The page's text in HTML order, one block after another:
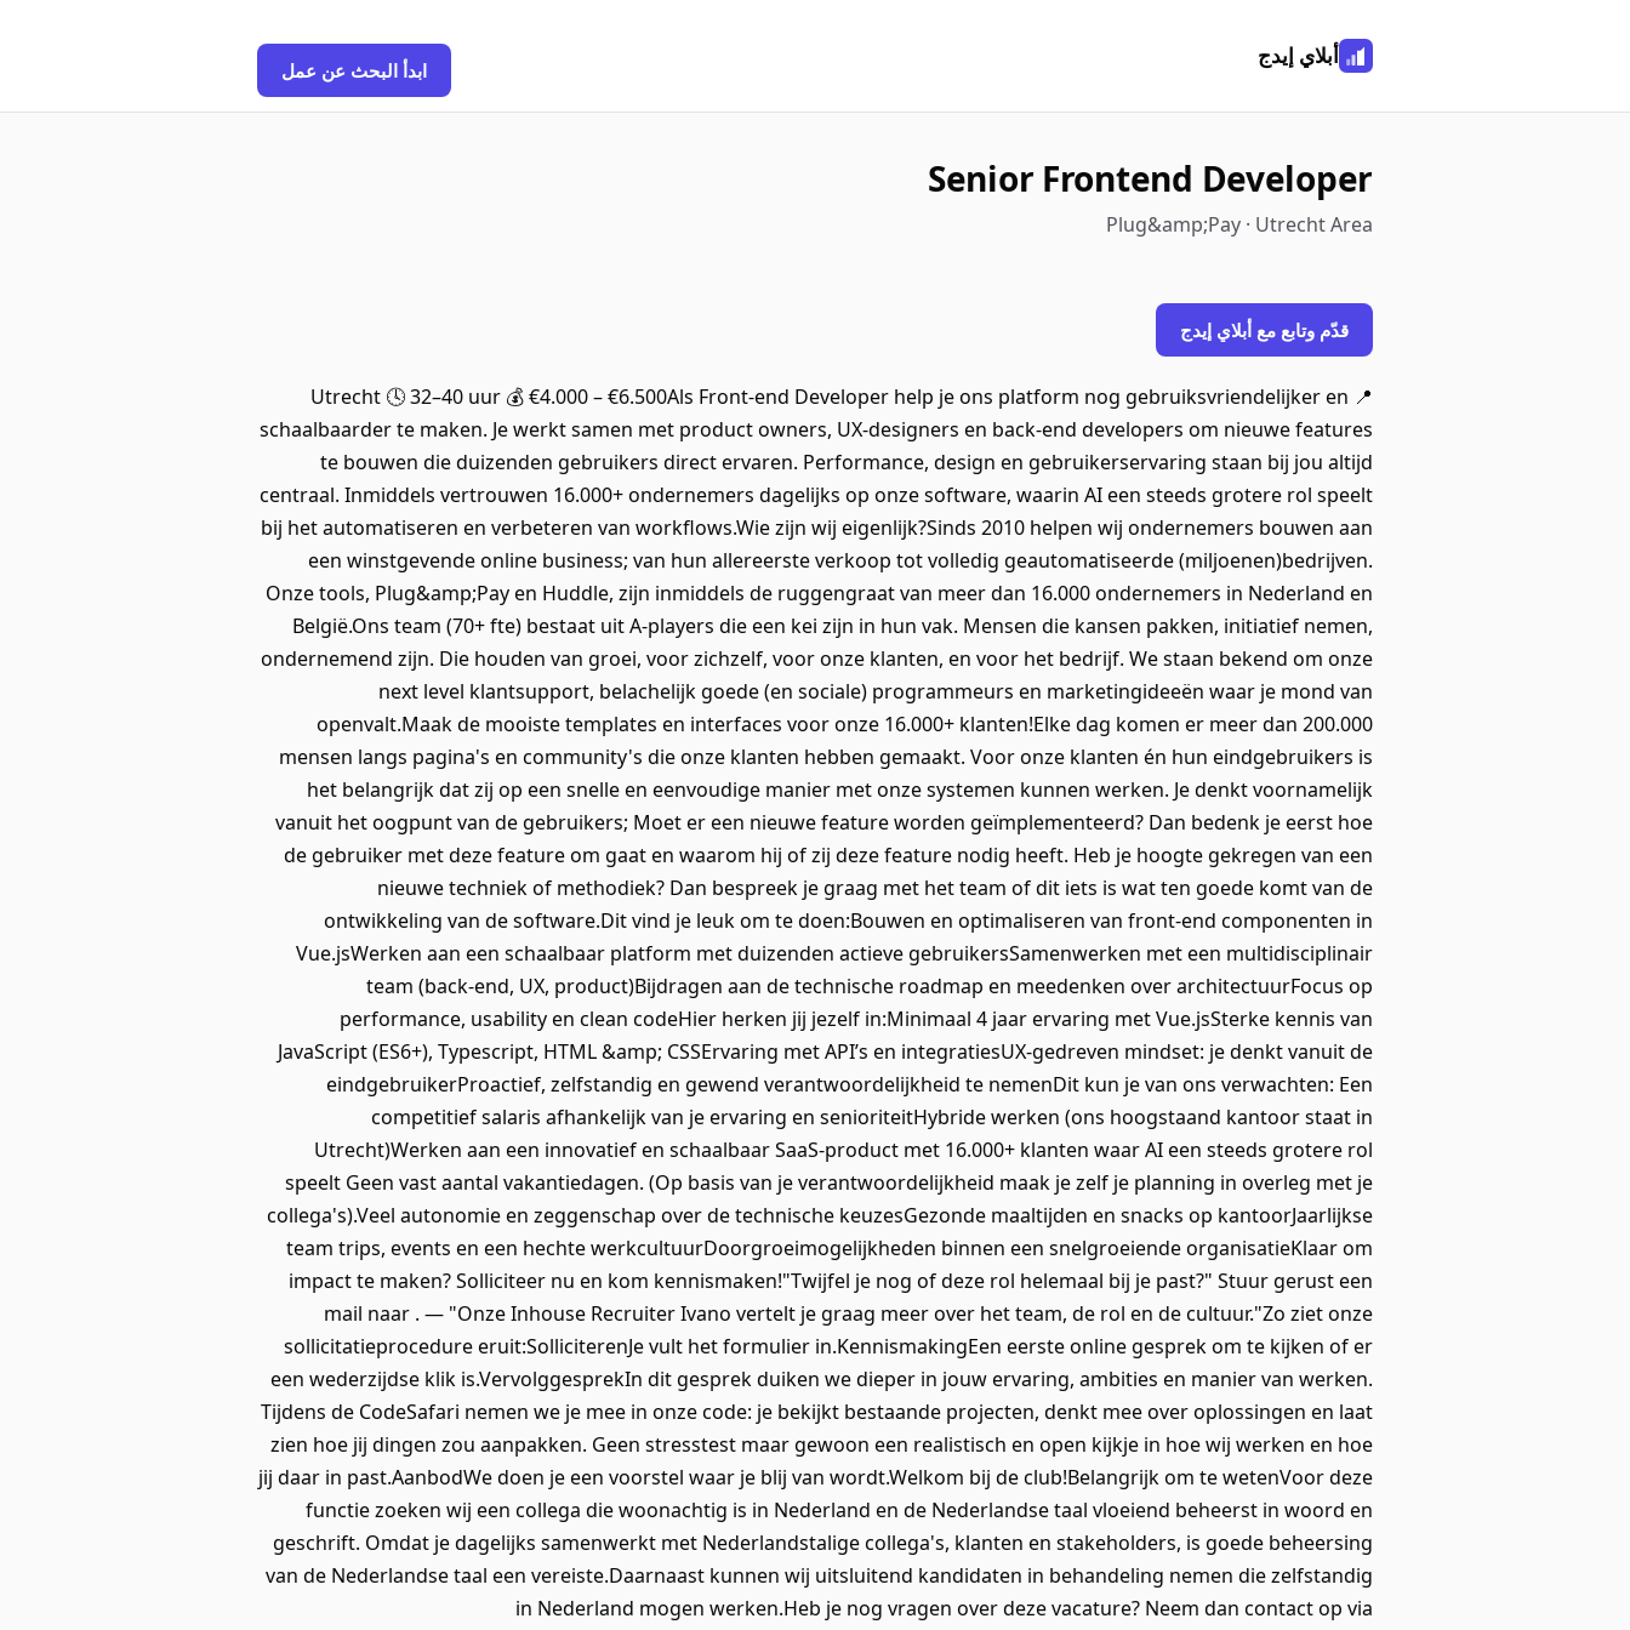
أبلاي إيدج
ابدأ البحث عن عمل
Senior Frontend Developer
Plug&amp;Pay · Utrecht Area
قدّم وتابع مع أبلاي إيدج
📍 Utrecht 🕓 32–40 uur 💰 €4.000 – €6.500Als Front-end Developer help je ons platform nog gebruiksvriendelijker en
schaalbaarder te maken. Je werkt samen met product owners, UX-designers en back-end developers om nieuwe features
te bouwen die duizenden gebruikers direct ervaren. Performance, design en gebruikerservaring staan bij jou altijd
centraal. Inmiddels vertrouwen 16.000+ ondernemers dagelijks op onze software, waarin AI een steeds grotere rol speelt
bij het automatiseren en verbeteren van workflows.Wie zijn wij eigenlijk?Sinds 2010 helpen wij ondernemers bouwen aan
een winstgevende online business; van hun allereerste verkoop tot volledig geautomatiseerde (miljoenen)bedrijven.
Onze tools, Plug&amp;Pay en Huddle, zijn inmiddels de ruggengraat van meer dan 16.000 ondernemers in Nederland en
België.Ons team (70+ fte) bestaat uit A-players die een kei zijn in hun vak. Mensen die kansen pakken, initiatief nemen,
ondernemend zijn. Die houden van groei, voor zichzelf, voor onze klanten, en voor het bedrijf. We staan bekend om onze
next level klantsupport, belachelijk goede (en sociale) programmeurs en marketingideeën waar je mond van
openvalt.Maak de mooiste templates en interfaces voor onze 16.000+ klanten!Elke dag komen er meer dan 200.000
mensen langs pagina's en community's die onze klanten hebben gemaakt. Voor onze klanten én hun eindgebruikers is
het belangrijk dat zij op een snelle en eenvoudige manier met onze systemen kunnen werken. Je denkt voornamelijk
vanuit het oogpunt van de gebruikers; Moet er een nieuwe feature worden geïmplementeerd? Dan bedenk je eerst hoe
de gebruiker met deze feature om gaat en waarom hij of zij deze feature nodig heeft. Heb je hoogte gekregen van een
nieuwe techniek of methodiek? Dan bespreek je graag met het team of dit iets is wat ten goede komt van de
ontwikkeling van de software.Dit vind je leuk om te doen:Bouwen en optimaliseren van front-end componenten in
Vue.jsWerken aan een schaalbaar platform met duizenden actieve gebruikersSamenwerken met een multidisciplinair
team (back-end, UX, product)Bijdragen aan de technische roadmap en meedenken over architectuurFocus op
performance, usability en clean codeHier herken jij jezelf in:Minimaal 4 jaar ervaring met Vue.jsSterke kennis van
JavaScript (ES6+), Typescript, HTML &amp; CSSErvaring met API’s en integratiesUX-gedreven mindset: je denkt vanuit de
eindgebruikerProactief, zelfstandig en gewend verantwoordelijkheid te nemenDit kun je van ons verwachten: Een
competitief salaris afhankelijk van je ervaring en senioriteitHybride werken (ons hoogstaand kantoor staat in
Utrecht)Werken aan een innovatief en schaalbaar SaaS-product met 16.000+ klanten waar AI een steeds grotere rol
speelt Geen vast aantal vakantiedagen. (Op basis van je verantwoordelijkheid maak je zelf je planning in overleg met je
collega's).Veel autonomie en zeggenschap over de technische keuzesGezonde maaltijden en snacks op kantoorJaarlijkse
team trips, events en een hechte werkcultuurDoorgroeimogelijkheden binnen een snelgroeiende organisatieKlaar om
impact te maken? Solliciteer nu en kom kennismaken!"Twijfel je nog of deze rol helemaal bij je past?" Stuur gerust een
mail naar . — "Onze Inhouse Recruiter Ivano vertelt je graag meer over het team, de rol en de cultuur."Zo ziet onze
sollicitatieprocedure eruit:SolliciterenJe vult het formulier in.KennismakingEen eerste online gesprek om te kijken of er
een wederzijdse klik is.VervolggesprekIn dit gesprek duiken we dieper in jouw ervaring, ambities en manier van werken.
Tijdens de CodeSafari nemen we je mee in onze code: je bekijkt bestaande projecten, denkt mee over oplossingen en laat
zien hoe jij dingen zou aanpakken. Geen stresstest maar gewoon een realistisch en open kijkje in hoe wij werken en hoe
jij daar in past.AanbodWe doen je een voorstel waar je blij van wordt.Welkom bij de club!Belangrijk om te wetenVoor deze
functie zoeken wij een collega die woonachtig is in Nederland en de Nederlandse taal vloeiend beheerst in woord en
geschrift. Omdat je dagelijks samenwerkt met Nederlandstalige collega's, klanten en stakeholders, is goede beheersing
van de Nederlandse taal een vereiste.Daarnaast kunnen wij uitsluitend kandidaten in behandeling nemen die zelfstandig
in Nederland mogen werken.Heb je nog vragen over deze vacature? Neem dan contact op via